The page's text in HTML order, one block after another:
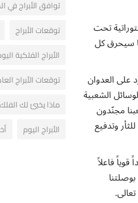
تحت
سيحرق كل
في الرد على العدوان
الشعبية
مجنّدون
وتدفيع
فاعلاً
توافق الأبراج في
توقعات الأبراج
الأبراج الفلكية
توقعات الأبراج
ماذا يخبئ لك
الأبراج اليوم